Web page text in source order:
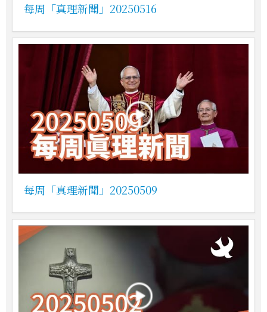
每周「真理新聞」20250516
每周「真理新聞」20250509